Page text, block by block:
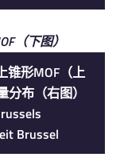
锥形MOF（上
布（右图）
Brussel